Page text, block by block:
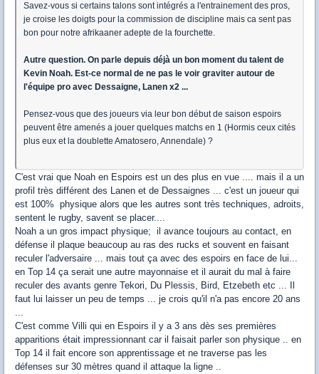
Savez-vous si certains talons sont intégrés a l'entrainement des pros,
je croise les doigts pour la commission de discipline mais ca sent pas
bon pour notre afrikaaner adepte de la fourchette.
Autre question. On parle depuis déjà un bon moment du talent de
Kevin Noah. Est-ce normal de ne pas le voir graviter autour de
l'équipe pro avec Dessaigne, Lanen x2 ...
Pensez-vous que des joueurs via leur bon début de saison espoirs
peuvent être amenés a jouer quelques matchs en 1 (Hormis ceux cités
plus eux et la doublette Amatosero, Annendale) ?
C'est vrai que Noah en Espoirs est un des plus en vue .... mais il a un
profil très différent des Lanen et de Dessaignes ... c'est un joueur qui
est 100% physique alors que les autres sont très techniques, adroits,
sentent le rugby, savent se placer....
Noah a un gros impact physique; il avance toujours au contact, en
défense il plaque beaucoup au ras des rucks et souvent en faisant
reculer l'adversaire ... mais tout ça avec des espoirs en face de lui...
en Top 14 ça serait une autre mayonnaise et il aurait du mal à faire
reculer des avants genre Tekori, Du Plessis, Bird, Etzebeth etc ... Il
faut lui laisser un peu de temps ... je crois qu'il n'a pas encore 20 ans
...
C'est comme Villi qui en Espoirs il y a 3 ans dès ses premières
apparitions était impressionnant car il faisait parler son physique .. en
Top 14 il fait encore son apprentissage et ne traverse pas les
défenses sur 30 mètres quand il attaque la ligne ..